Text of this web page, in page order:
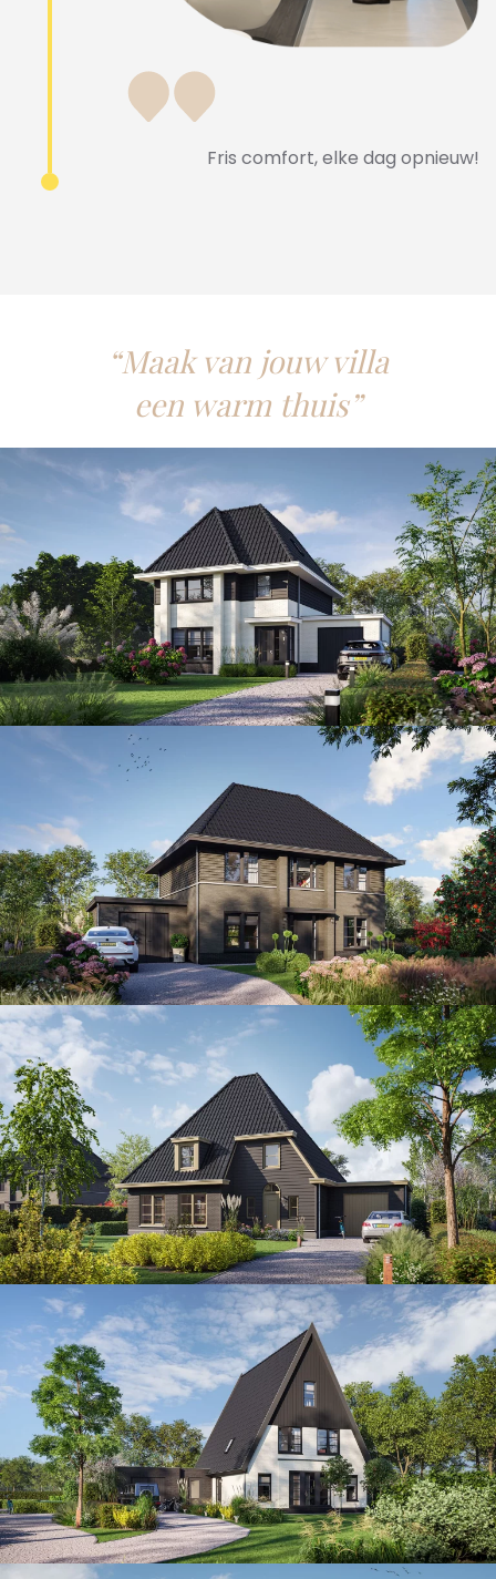
Fris comfort, elke dag opnieuw!
“Maak van jouw villa
een warm thuis”